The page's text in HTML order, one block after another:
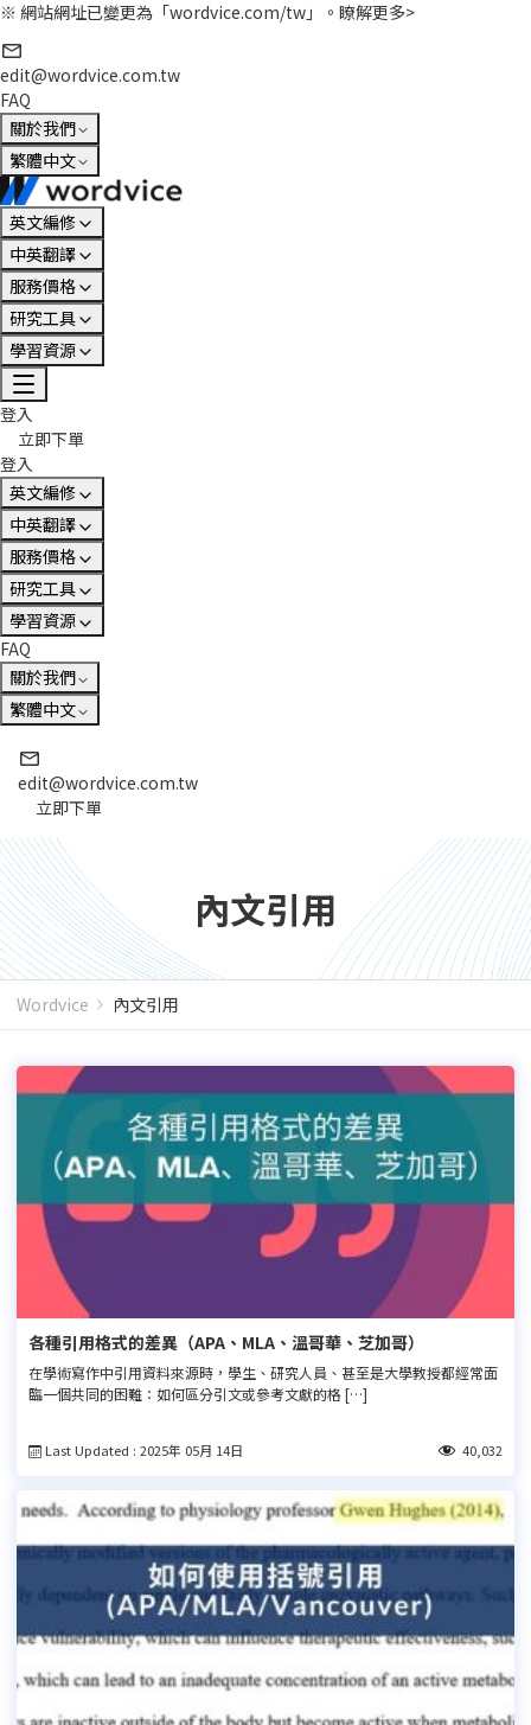
※ 網站網址已變更為「wordvice.com/tw」。 瞭解更多>
edit@wordvice.com.tw
FAQ
關於我們
繁體中文
英文編修
中英翻譯
服務價格
研究工具
學習資源
登入
立即下單
登入
英文編修
中英翻譯
服務價格
研究工具
學習資源
FAQ
關於我們
繁體中文
edit@wordvice.com.tw
立即下單
內文引用
Wordvice 內文引用
各種引用格式的差異（APA、MLA、溫哥華、芝加哥）
在學術寫作中引用資料來源時，學生、研究人員、甚至是大學教授都經常面
臨一個共同的困難：如何區分引文或參考文獻的格 […]
Last Updated : 2025年 05月 14日 40,032